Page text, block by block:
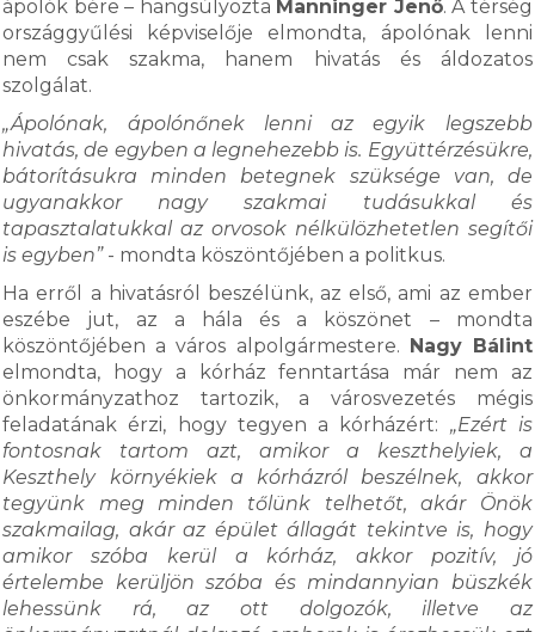
ápolók bére – hangsúlyozta Manninger Jenő. A térség
országgyűlési képviselője elmondta, ápolónak lenni
nem csak szakma, hanem hivatás és áldozatos
szolgálat.
„Ápolónak, ápolónőnek lenni az egyik legszebb
hivatás, de egyben a legnehezebb is. Együttérzésükre,
bátorításukra minden betegnek szüksége van, de
ugyanakkor nagy szakmai tudásukkal és
tapasztalatukkal az orvosok nélkülözhetetlen segítői
is egyben”- mondta köszöntőjében a politkus.
Ha erről a hivatásról beszélünk, az első, ami az ember
eszébe jut, az a hála és a köszönet – mondta
köszöntőjében a város alpolgármestere. Nagy Bálint
elmondta, hogy a kórház fenntartása már nem az
önkormányzathoz tartozik, a városvezetés mégis
feladatának érzi, hogy tegyen a kórházért: „Ezért is
fontosnak tartom azt, amikor a keszthelyiek, a
Keszthely környékiek a kórházról beszélnek, akkor
tegyünk meg minden tőlünk telhetőt, akár Önök
szakmailag, akár az épület állagát tekintve is, hogy
amikor szóba kerül a kórház, akkor pozitív, jó
értelembe kerüljön szóba és mindannyian büszkék
lehessünk rá, az ott dolgozók, illetve az